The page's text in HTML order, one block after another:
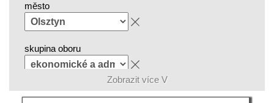
město
skupina oboru
jazyk
Zobrazit více V